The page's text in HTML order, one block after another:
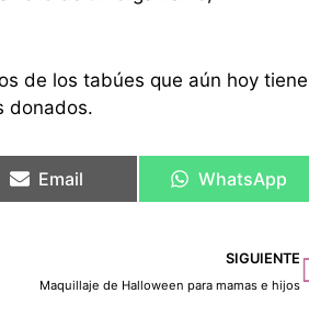
de los tabúes que aún hoy
donados.
Email WhatsApp
SIGUIENTE
Maquillaje de Halloween para mamas e hijos